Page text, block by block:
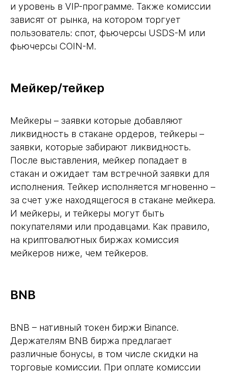
и уровень в VIP-программе. Также комиссии
зависят от рынка, на котором торгует
пользователь: спот, фьючерсы USDS-M или
фьючерсы COIN-M.
Мейкер/тейкер
Мейкеры – заявки которые добавляют
ликвидность в стакане ордеров, тейкеры –
заявки, которые забирают ликвидность.
После выставления, мейкер попадает в
стакан и ожидает там встречной заявки для
исполнения. Тейкер исполняется мгновенно –
за счет уже находящегося в стакане мейкера.
И мейкеры, и тейкеры могут быть
покупателями или продавцами. Как правило,
на криптовалютных биржах комиссия
мейкеров ниже, чем тейкеров.
BNB
BNB – нативный токен биржи Binance.
Держателям BNB биржа предлагает
различные бонусы, в том числе скидки на
торговые комиссии. При оплате комиссии